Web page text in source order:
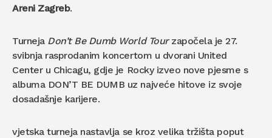
Areni Zagreb.
Turneja Don’t Be Dumb World Tourzapočela je 27.
svibnja rasprodanim koncertom u dvorani United
Center u Chicagu, gdje je Rocky izveo nove pjesme s
albuma DON’T BE DUMB uz najveće hitove iz svoje
dosadašnje karijere.
vjetska turneja nastavlja se kroz velika tržišta poput